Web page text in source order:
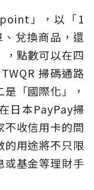
」，以「1
兌換商品，還
點數可以在四
掃碼通路
「國際化」，
日本PayPay掃
收信用卡的問
的用途將不只限
或基金等理財手